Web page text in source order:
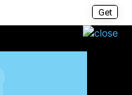
Get